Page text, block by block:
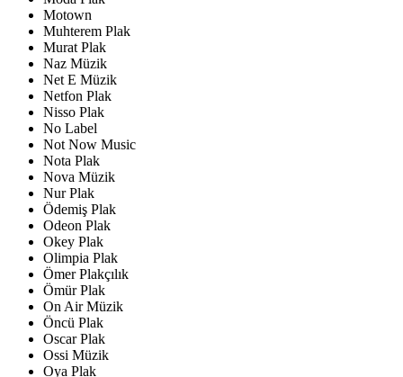
Motown
Muhterem Plak
Murat Plak
Naz Müzik
Net E Müzik
Netfon Plak
Nisso Plak
No Label
Not Now Music
Nota Plak
Nova Müzik
Nur Plak
Ödemiş Plak
Odeon Plak
Okey Plak
Olimpia Plak
Ömer Plakçılık
Ömür Plak
On Air Müzik
Öncü Plak
Oscar Plak
Ossi Müzik
Oya Plak